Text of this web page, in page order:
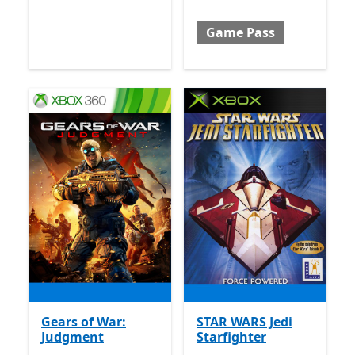
Game Pass
Gears of War:
Judgment
STAR WARS Jedi
Starfighter